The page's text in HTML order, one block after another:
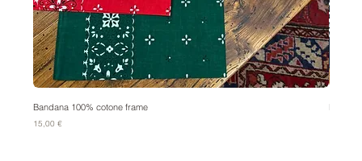
Bandana 100% cotone frame
Prezzo
15,00 €